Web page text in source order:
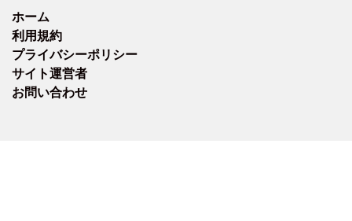
ホーム
利用規約
プライバシーポリシー
サイト運営者
お問い合わせ